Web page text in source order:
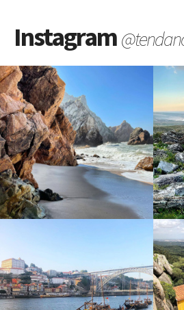
Instagram